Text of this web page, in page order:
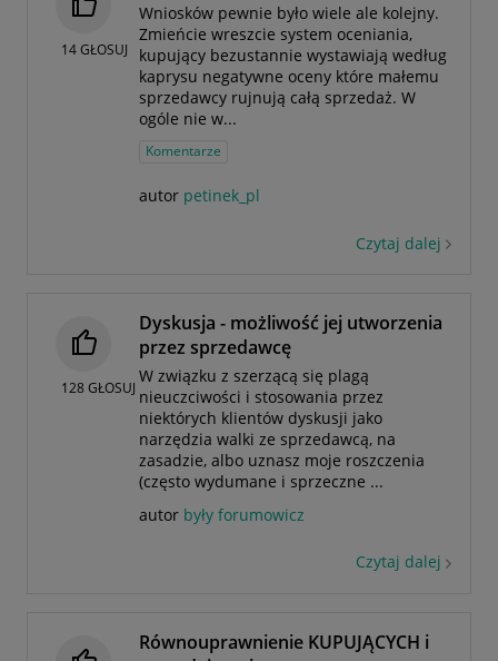
14GŁOSUJ
Wniosków pewnie było wiele ale kolejny.
Zmieńcie wreszcie system oceniania,
kupujący bezustannie wystawiają według
kaprysu negatywne oceny które małemu
sprzedawcy rujnują całą sprzedaż. W
ogóle nie w...
Komentarze
autor petinek_pl
Czytaj dalej
128GŁOSUJ
Dyskusja - możliwość jej utworzenia
przez sprzedawcę
W związku z szerzącą się plagą
nieuczciwości i stosowania przez
niektórych klientów dyskusji jako
narzędzia walki ze sprzedawcą, na
zasadzie, albo uznasz moje roszczenia
(często wydumane i sprzeczne ...
autor były forumowicz
Czytaj dalej
Równouprawnienie KUPUJĄCYCH i